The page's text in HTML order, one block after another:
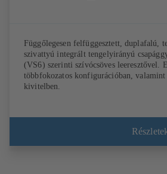
Függőlegesen felfüggesztett, duplafalú,
szivattyú integrált tengelyirányú
(VS6) szerinti szívócsöves leeresztővel.
többfokozatos konfigurációban,
kivitelben.